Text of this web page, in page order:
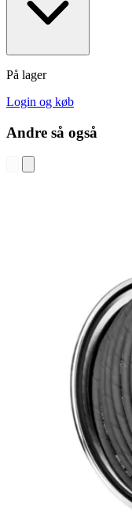
På lager
Login og køb
Andre så også